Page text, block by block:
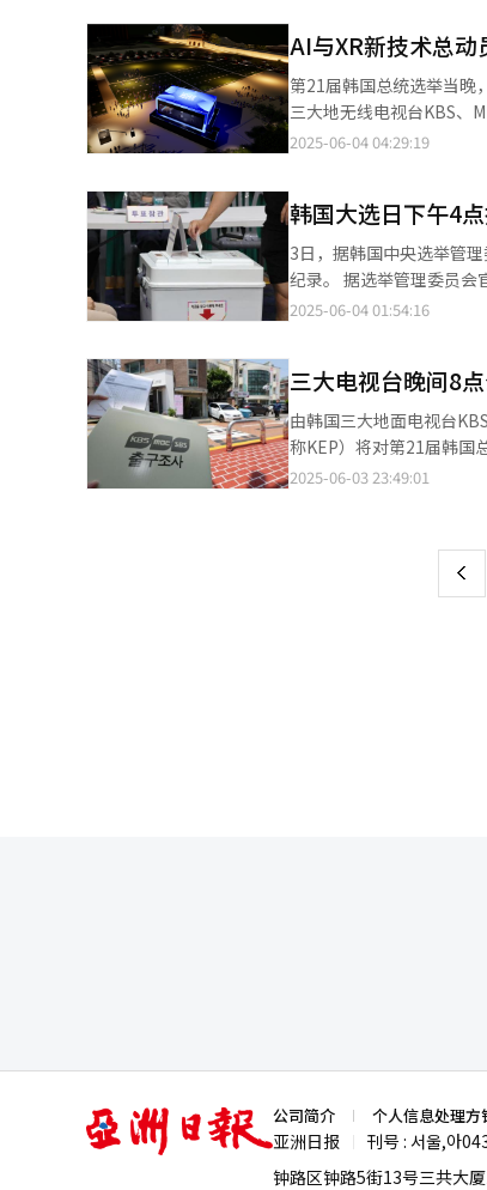
天的绝食行动，引发社会广泛关注，随后因健康恶
轨迹既体现了自下而上的
深刻反映了韩国社会对公
其未来政治动向仍将是韩
经济圈与三大特别自治
货币与地铁工程，激活地方经济，实现全国均衡发展
主”，提出强化对总统戒
人事任命，并通过同步主
题共识委员会”协商重大政策，实现协同治理。 ◆福祉体系覆
弱势地区推行“家庭医生制
推动社会融合 劳动与中
入“4.5日工作制”并延长
免、经营成本补贴与灾害
年提供住房与初次国民年金保费支援。 ◆教育改革突出科研导向 关于教育改革
人员待遇改善，推动科研与教育政策制定的有机结合
绿色转型纳入国家战略核
并制定塑料管控战略规划
强化相关国家委员会的功能，推动绿色持续发展。 ◆安全农
主张构建灾难综合应对体
五年的任期内，如何确
人为本”承诺的关键所在。
法法院裁决罢免尹锡悦总
李在明在本次竞选中打
经济、缩小贫富差距、修
旗，并在尹锡悦实施戒严
民意撕裂也是刻不容缓的
模式，秉持简洁庄重的基
程序或将取消。 国会本馆中央大厅被视为本次就职宣誓仪式的有力候选场地，仪式时间暂定于今日上午11时至中午
12时之间。为保障仪式顺
密切协作，制定相关安保方案。 历届总统就职仪式由行政安全部下属实务推进团负责筹备，出
委员会协商确定。但此次
部上周已向各市、道知事的礼宾负责人进行
宣誓：“在国民面前，我
和福利，增进民族文化而
AI与XR新技术总
第21届韩国总统选举当晚
三大地无线电视台KBS、
效果，并邀请知名评论嘉宾参与，一场激烈
模的LED舞台，原有四面
米，通过错视图像技术呈
无人机拍摄超清画面，结合电脑图像
秀”，在虚拟国会、总统办公
逐“最准预报” KBS启用当选预测系统“Decision K+”。该系统自第16届总统选举起使用至今，能够在开票过程中
出“命中2025”系统，结
地方选举起使用，目前已积累10
调查与实时开票数据的基
磅嘉宾对谈 解读民意风向 为精准解读此次选举所反映的民意走向，三大电视台还把开票直播与政治脱口秀相结合。
KBS方面邀请进步阵营的
编郑奎载对谈，MBC时
家金相旭、历史讲师崔
2025-06-04 04:29:19
韩国大选日下午4
3日，据韩国中央选举管
纪录。 据选举管理委员会官网数据，全国登记选民总数为4439.1871万人，截至当日下午4时，已有3173.4725万人
完成投票。该统计包括5
面，首尔为71.5%、京畿道71.4%、
新高，最终投票率有望
36%。 根据选管委安排，全国各投票站将于当晚8时正式关闭，之后投票箱将被统一送往全国254处计票所。预计计
票工作将于8时30分至40
2025-06-04 01:54:16
三大电视台晚间8
由韩国三大地面电视台
称KEP）将对第21届韩国总统选举实施出口调查。 出口调查
完成投票的约10万名选民实施，结果将于
（47.8%），两者相差
口调查结果几乎精确至小数点后一位。 韩国电视台的出口调查结果历来相当
第19届总统大选均与最
2025-06-03 23:49:01
上
亚
洲
日
公司简介 个人信息处理方
亚洲日报 刊号 : 서울,아
钟路区钟路5街13号三共大